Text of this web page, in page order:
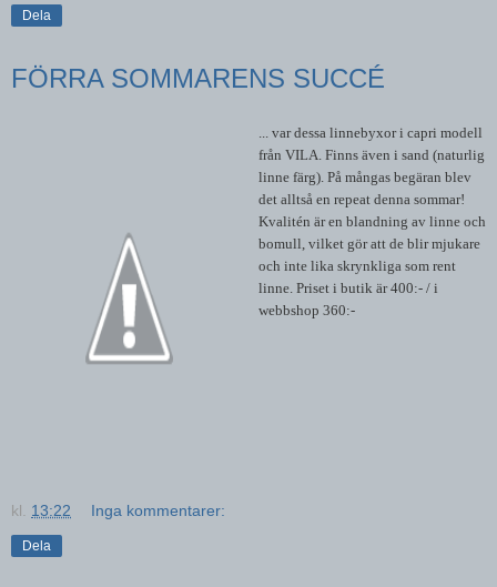
Dela
FÖRRA SOMMARENS SUCCÉ
... var dessa linnebyxor i capri modell
från VILA. Finns även i sand (naturlig
linne färg). På mångas begäran blev
det alltså en repeat denna sommar!
Kvalitén är en blandning av linne och
bomull, vilket gör att de blir mjukare
och inte lika skrynkliga som rent
linne. Priset i butik är 400:- / i
webbshop 360:-
kl. 13:22 Inga kommentarer:
Dela